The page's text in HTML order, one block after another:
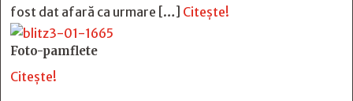
fost dat afară ca urmare […] Citește!
Foto-pamflete
Citește!